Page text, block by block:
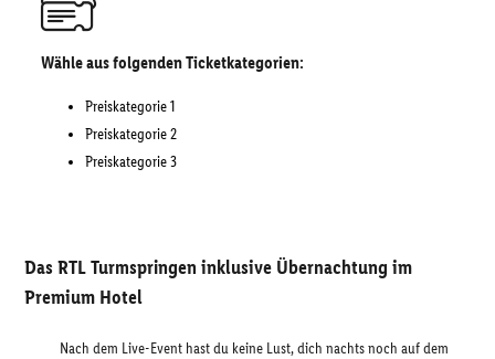
Wähle aus folgenden Ticketkategorien:
Preiskategorie 1
Preiskategorie 2
Preiskategorie 3
Das RTL Turmspringen inklusive Übernachtung im
Premium Hotel
Nach dem Live-Event hast du keine Lust, dich nachts noch auf dem